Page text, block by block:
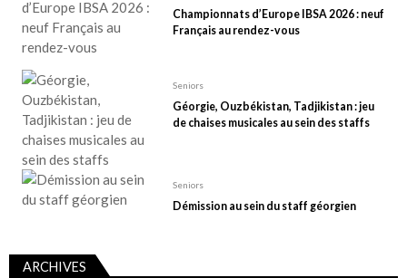
Championnats d’Europe IBSA 2026 : neuf
Français au rendez-vous
Seniors
Géorgie, Ouzbékistan, Tadjikistan : jeu
de chaises musicales au sein des staffs
Seniors
Démission au sein du staff géorgien
ARCHIVES